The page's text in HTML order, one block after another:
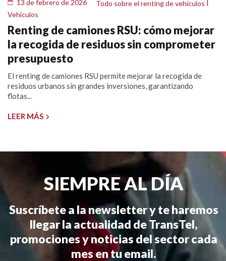
13 de febrero de 2026 Todo sobre el renting de vehículos
Vehículos
Renting de camiones RSU: cómo mejorar
la recogida de residuos sin comprometer
presupuesto
El renting de camiones RSU permite mejorar la recogida de
residuos urbanos sin grandes inversiones, garantizando
flotas...
LEER MÁS
SIEMPRE AL DÍA
Suscríbete a la newsletter y te haremos
llegar la actualidad de TransTel,
promociones y noticias del sector cada
mes en tu email.